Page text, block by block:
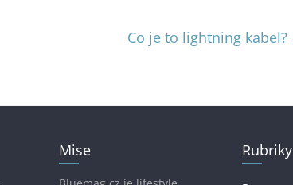
Co je to lightning kabel?
Mise Rubriky